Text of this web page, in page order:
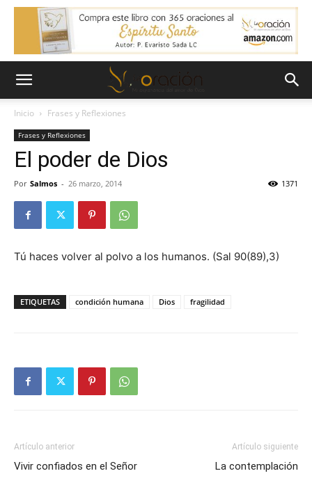
Inicio Frases y Reflexiones
Frases y Reflexiones
El poder de Dios
Por Salmos - 26 marzo, 2014 1371
Tú haces volver al polvo a los humanos. (Sal 90(89),3)
ETIQUETAS condición humana Dios fragilidad
Artículo anterior
Vivir confiados en el Señor
Artículo siguiente
La contemplación